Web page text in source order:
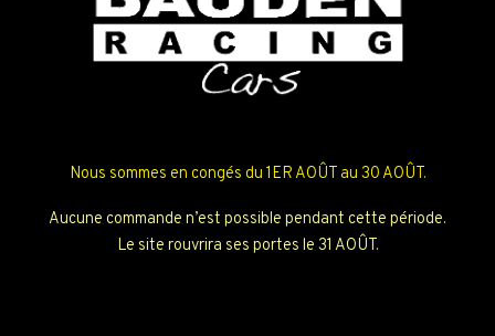
Nous sommes en congés du 1ER AOÛT au 30 AOÛT.
Aucune commande n’est possible pendant cette période.
Le site rouvrira ses portes le 31 AOÛT.